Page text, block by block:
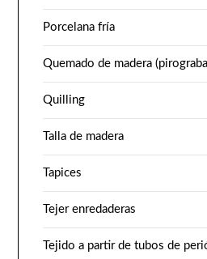
Porcelana fría
Quemado de madera
Quilling
Talla de madera
Tapices
Tejer enredaderas
Tejido a partir de tubos de